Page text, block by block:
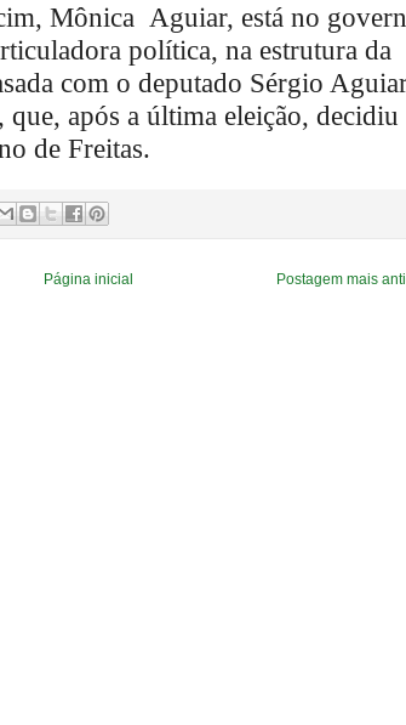
Mônica Aguiar, está no
política, na estrutura da
com o deputado Sérgio
após a última eleição, decidiu
de Freitas.
Postagem mais
Página inicial